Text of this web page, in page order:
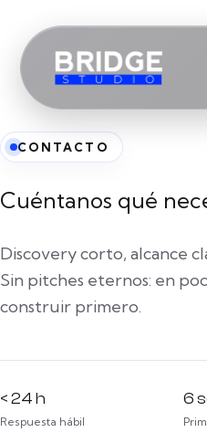
CONTACTO
Cuéntanos qué
Discovery corto, alcance
Sin pitches eternos: en
construir primero.
< 24 h
Respuesta hábil
6